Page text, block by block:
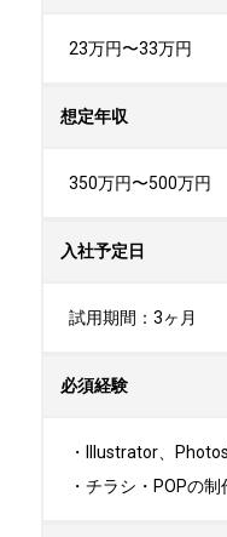
23万円〜33万円
想定年収
350万円〜500万円
入社予定日
試用期間：3ヶ月
必須経験
・Illustrator、
・チラシ・POPの